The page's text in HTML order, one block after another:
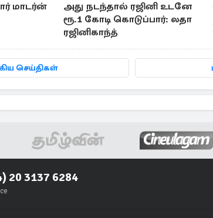
மாடர்ன்
அது நடந்தால் ரஜினி உடனே
ரூ.1 கோடி கொடுப்பார்: லதா
ரஜினிகாந்த்
செய்திகள்
20 3137 6284